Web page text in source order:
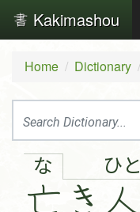
Kakimashou
Home Dictionary
な
亡 き
ひ と
人